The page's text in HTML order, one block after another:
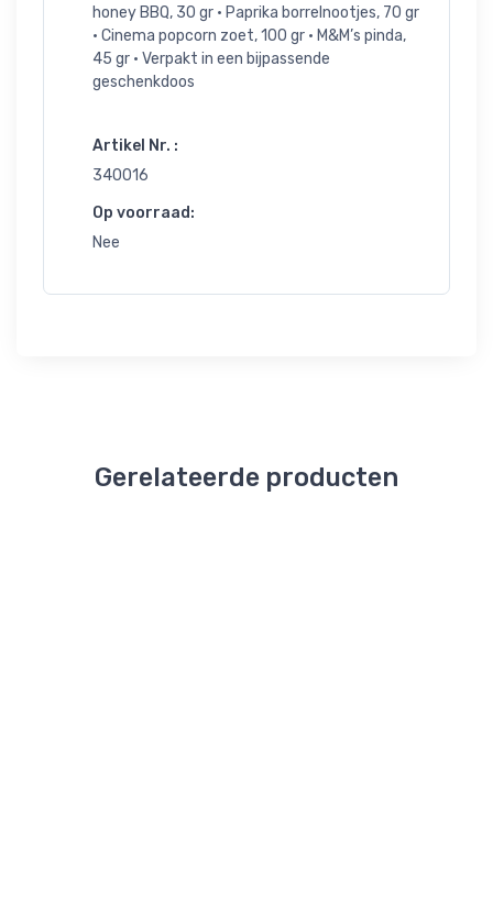
honey BBQ, 30 gr • Paprika borrelnootjes, 70 gr
• Cinema popcorn zoet, 100 gr • M&M’s pinda,
45 gr • Verpakt in een bijpassende
geschenkdoos
Artikel Nr. :
340016
Op voorraad:
Nee
Gerelateerde producten